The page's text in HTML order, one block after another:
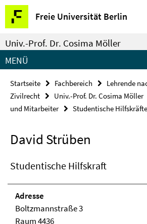
Springe
direkt
zu
Inhalt
Freie Universität Berlin
Service-
Navigation
Univ.-Prof. Dr. Cosima Möller
MENÜ
Startseite Fachbereich
Lehrende
Zivilrecht
Univ.-Prof. Dr. Cosima Möller
und Mitarbeiter
Studentische Hilfskräfte
David Strüben
Studentische Hilfskraft
Adresse
Boltzmannstraße 3
Raum 4436